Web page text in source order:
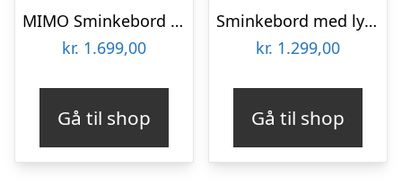
MIMO Sminkebord med spejl 85x35cm Antik pink
kr. 1.699,00
Gå til shop
Sminkebord med lys og spejl i møbelplade H75 – 132 x B80 x D40 cm – Hvid
kr. 1.299,00
Gå til shop